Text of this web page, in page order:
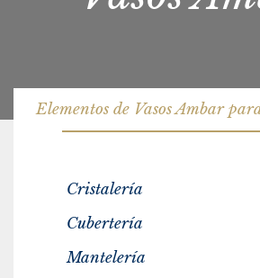
Elementos de Vasos Ambar
Cristalería
Cubertería
Mantelería